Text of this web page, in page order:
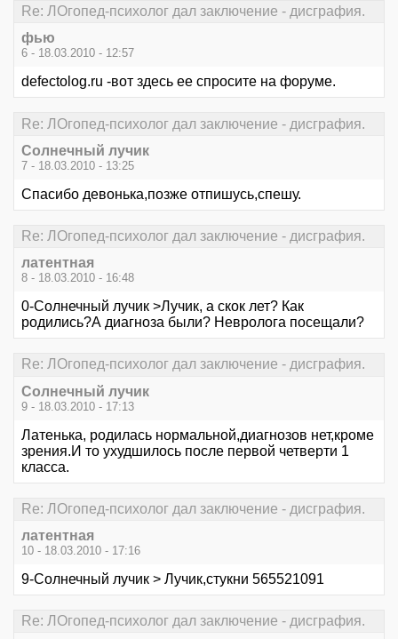
Re: ЛОгопед-психолог дал заключение - дисграфия.
фью
6 - 18.03.2010 - 12:57
defectolog.ru -вот здесь ее спросите на форуме.
Re: ЛОгопед-психолог дал заключение - дисграфия.
Солнечный лучик
7 - 18.03.2010 - 13:25
Спасибо девонька,позже отпишусь,спешу.
Re: ЛОгопед-психолог дал заключение - дисграфия.
латентная
8 - 18.03.2010 - 16:48
0-Солнечный лучик >Лучик, а скок лет? Как
родились?А диагноза были? Невролога посещали?
Re: ЛОгопед-психолог дал заключение - дисграфия.
Солнечный лучик
9 - 18.03.2010 - 17:13
Латенька, родилась нормальной,диагнозов нет,кроме
зрения.И то ухудшилось после первой четверти 1
класса.
Re: ЛОгопед-психолог дал заключение - дисграфия.
латентная
10 - 18.03.2010 - 17:16
9-Солнечный лучик > Лучик,стукни 565521091
Re: ЛОгопед-психолог дал заключение - дисграфия.